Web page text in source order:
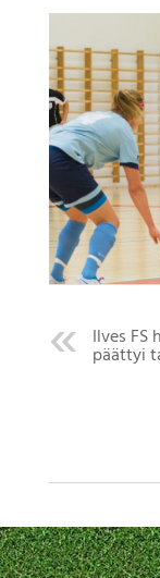
Ilves
päättyi